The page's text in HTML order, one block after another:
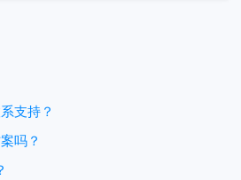
支持？
吗？